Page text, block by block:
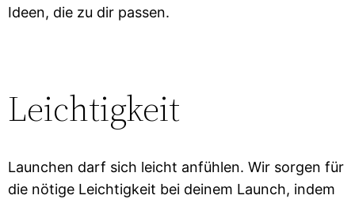
Ideen, die zu dir passen.
Leichtigkeit
Launchen darf sich leicht anfühlen. Wir sorgen für
die nötige Leichtigkeit bei deinem Launch, indem